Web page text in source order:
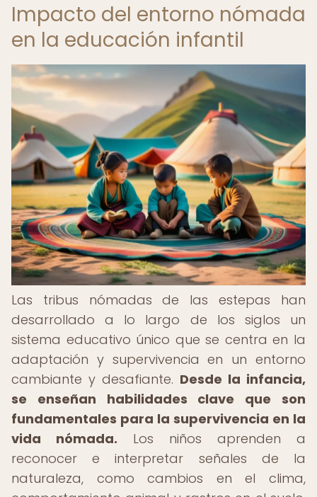
Impacto del entorno nómada
en la educación infantil
Las tribus nómadas de las estepas han
desarrollado a lo largo de los siglos un
sistema educativo único que se centra en la
adaptación y supervivencia en un entorno
cambiante y desafiante. Desde la infancia,
se enseñan habilidades clave que son
fundamentales para la supervivencia en la
vida nómada. Los niños aprenden a
reconocer e interpretar señales de la
naturaleza, como cambios en el clima,